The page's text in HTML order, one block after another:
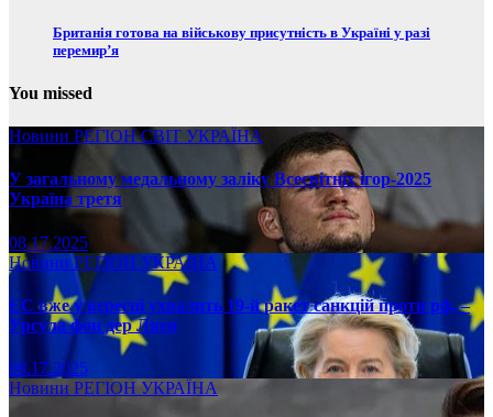
Британія готова на військову присутність в Україні у разі
перемир’я
You missed
Новини РЕГІОНСВІТ УКРАЇНА
У загальному медальному заліку Всесвітніх ігор-2025
Україна третя
08.17.2025
НовиниРЕГІОН УКРАЇНА
ЄС вже у вересні ухвалить 19-й ракет санкцій проти рф, –
Урсула фон дер Ляєн
08.17.2025
Новини РЕГІОН УКРАЇНА